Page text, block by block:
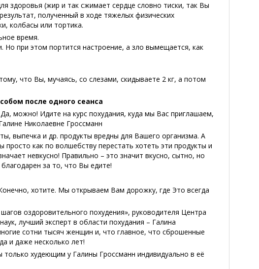
здоровья (жир и так сжимает сердце словно тиски, так Вы
полученный в ходе тяжелых физических
колбасы или тортика.
время.
Но при этом портится настроение, а зло вымещается, как
что Вы, мучаясь, со слезами, скидываете 2 кг, а потом
после одного сеанса
можно! Идите на курс похудания, куда мы Вас приглашаем,
Николаевне Гроссманн
выпечка и др. продукты вредны для Вашего организма. А
как по волшебству перестать хотеть эти продукты и
невкусно! Правильно – это значит вкусно, сытно, но
за то, что Вы едите!
хотите. Мы открываем Вам дорожку, где Это всегда
оздоровительного похудения», руководителя Центра
лучший эксперт в области похудания – Галина
сотни тысяч женщин и, что главное, что сброшенные
и даже несколько лет!
только худеющим у Галины Гроссманн индивидуально в её